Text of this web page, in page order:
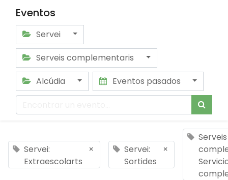
Eventos
Servei
Serveis complementaris
Alcúdia
Eventos pasados
Servei:
Extraescolarts
×
Servei:
Sortides
×
Serveis